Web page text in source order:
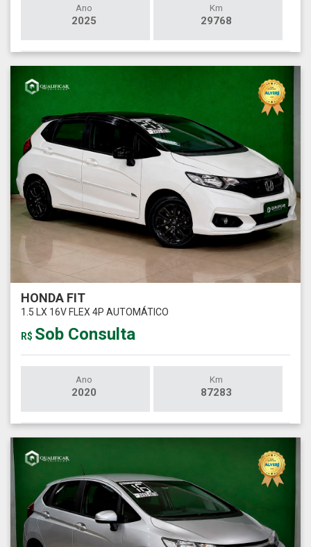
Ano
2025
Km
29768
HONDA FIT
1.5 LX 16V FLEX 4P AUTOMÁTICO
R$ Sob Consulta
Ano
2020
Km
87283